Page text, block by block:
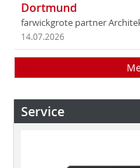
Dortmund
farwickgrote partner
14.07.2026
Service